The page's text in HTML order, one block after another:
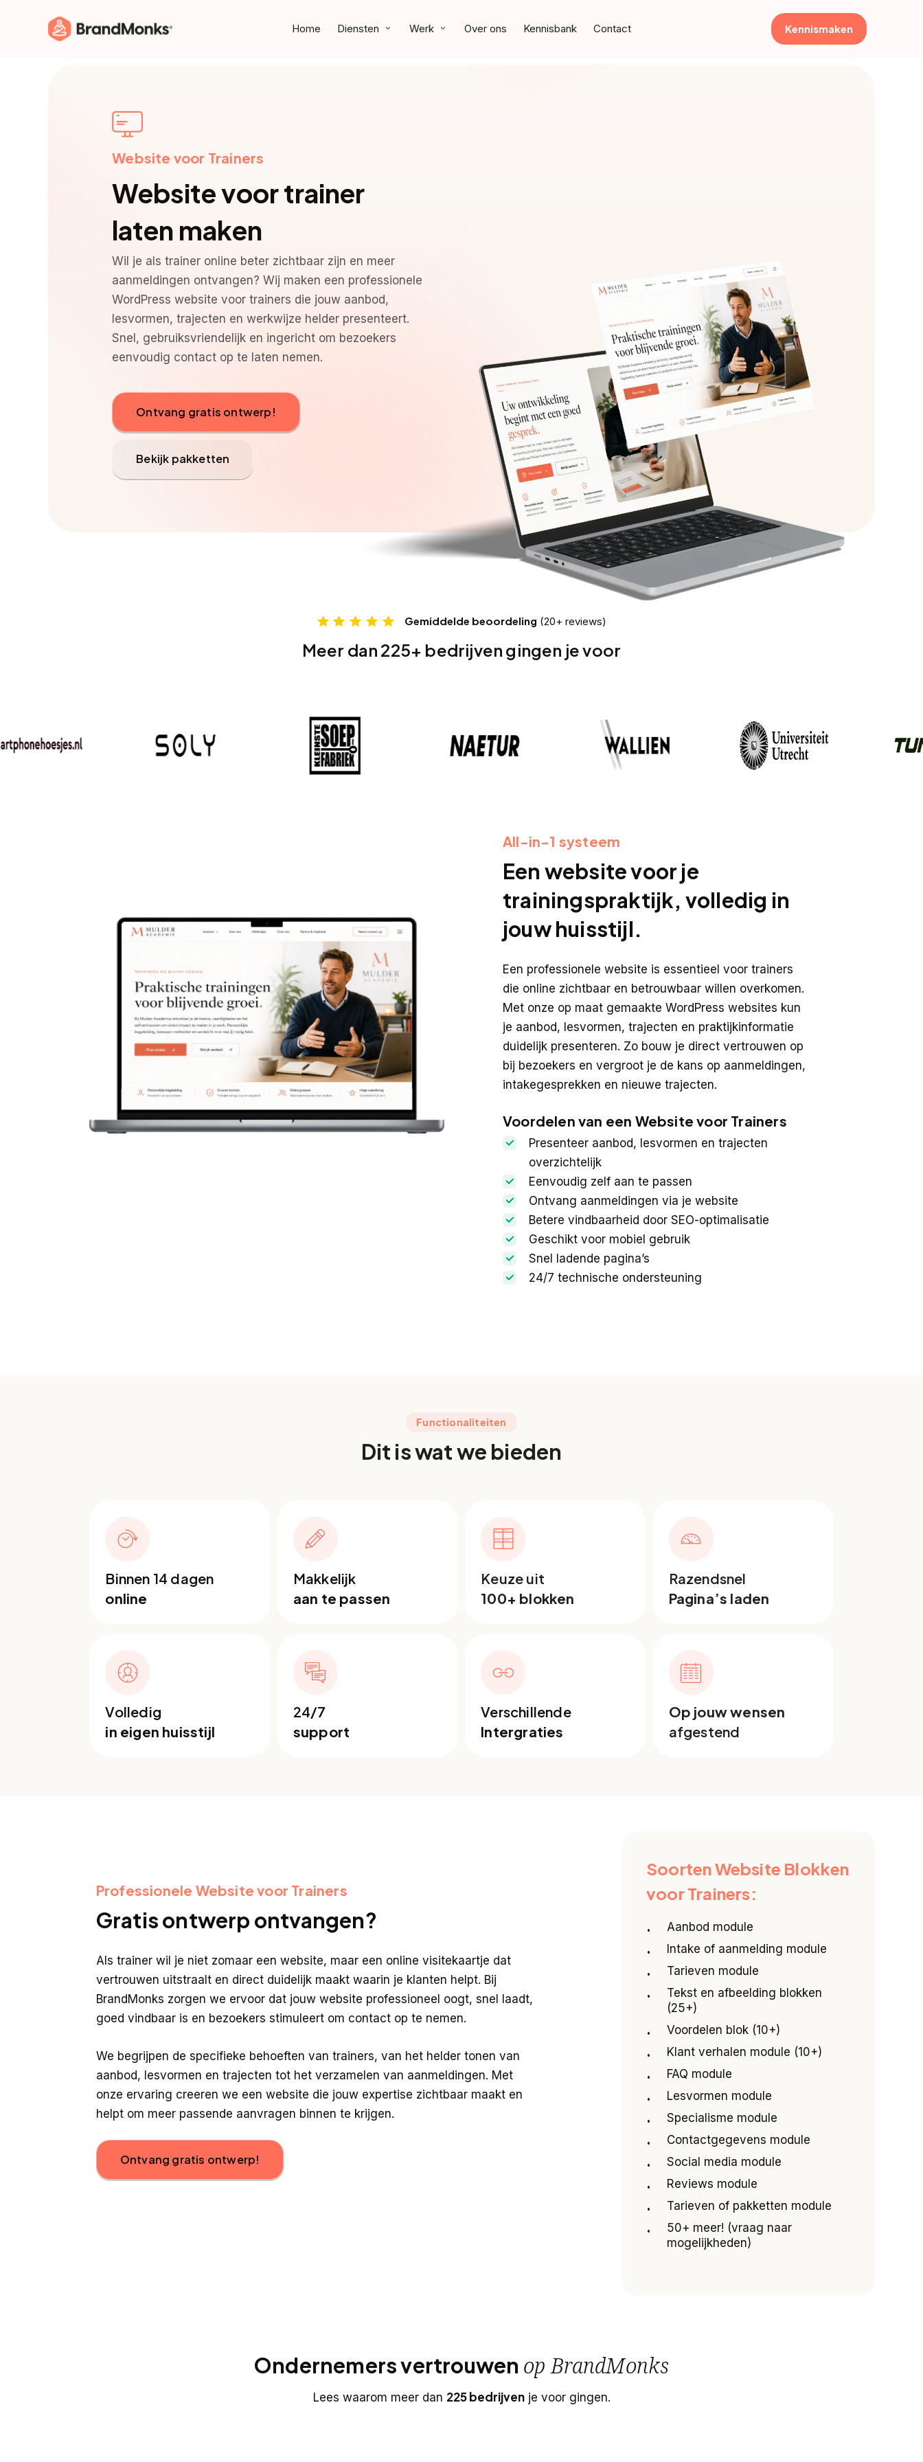
Home Diensten Werk Over ons Kennisbank Contact Kennismaken
Website voor Trainers
Website voor trainer
laten maken
Wil je als trainer online beter zichtbaar zijn en meer
aanmeldingen ontvangen? Wij maken een professionele
WordPress website voor trainers die jouw aanbod,
lesvormen, trajecten en werkwijze helder presenteert.
Snel, gebruiksvriendelijk en ingericht om bezoekers
eenvoudig contact op te laten nemen.
Ontvang gratis ontwerp!
Bekijk pakketten
Gemiddelde beoordeling (20+ reviews)
Meer dan 225+ bedrijven gingen je voor
All-in-1 systeem
Een website voor je
trainingspraktijk, volledig in
jouw huisstijl.
Een professionele website is essentieel voor trainers
die online zichtbaar en betrouwbaar willen overkomen.
Met onze op maat gemaakte WordPress websites kun
je aanbod, lesvormen, trajecten en praktijkinformatie
duidelijk presenteren. Zo bouw je direct vertrouwen op
bij bezoekers en vergroot je de kans op aanmeldingen,
intakegesprekken en nieuwe trajecten.
Voordelen van een Website voor Trainers
Presenteer aanbod, lesvormen en trajecten
overzichtelijk
Eenvoudig zelf aan te passen
Ontvang aanmeldingen via je website
Betere vindbaarheid door SEO-optimalisatie
Geschikt voor mobiel gebruik
Snel ladende pagina’s
24/7 technische ondersteuning
Functionaliteiten
Dit is wat we bieden
Binnen 14 dagen
online
Makkelijk
aan te passen
Keuze uit
100+ blokken
Razendsnel
Pagina’s laden
Volledig
in eigen huisstijl
24/7
support
Verschillende
Intergraties
Op jouw wensen
afgestend
Professionele Website voor Trainers
Gratis ontwerp ontvangen?
Als trainer wil je niet zomaar een website, maar een online visitekaartje dat
vertrouwen uitstraalt en direct duidelijk maakt waarin je klanten helpt. Bij
BrandMonks zorgen we ervoor dat jouw website professioneel oogt, snel laadt,
goed vindbaar is en bezoekers stimuleert om contact op te nemen.
We begrijpen de specifieke behoeften van trainers, van het helder tonen van
aanbod, lesvormen en trajecten tot het verzamelen van aanmeldingen. Met
onze ervaring creeren we een website die jouw expertise zichtbaar maakt en
helpt om meer passende aanvragen binnen te krijgen.
Ontvang gratis ontwerp!
Soorten Website Blokken
voor Trainers:
Aanbod module
Intake of aanmelding module
Tarieven module
Tekst en afbeelding blokken
(25+)
Voordelen blok (10+)
Klant verhalen module (10+)
FAQ module
Lesvormen module
Specialisme module
Contactgegevens module
Social media module
Reviews module
Tarieven of pakketten module
50+ meer! (vraag naar
mogelijkheden)
Ondernemers vertrouwen opBrandMonks
Lees waarom meer dan 225 bedrijvenje voor gingen.